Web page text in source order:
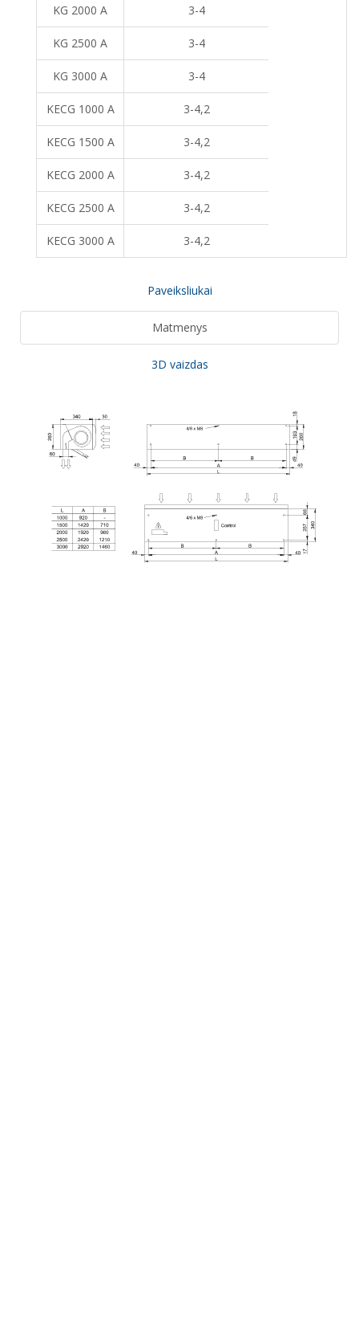
KG 2000 A 3-4
KG 2500 A 3-4
KG 3000 A 3-4
KECG 1000 A 3-4,2
KECG 1500 A 3-4,2
KECG 2000 A 3-4,2
KECG 2500 A 3-4,2
KECG 3000 A 3-4,2
Paveiksliukai
Matmenys
3D vaizdas